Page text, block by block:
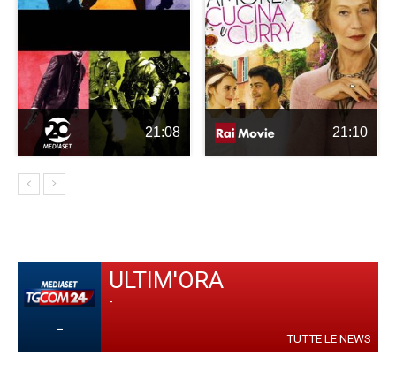
21:08 21:10
-
ULTIM'ORA
-
TUTTE LE NEWS